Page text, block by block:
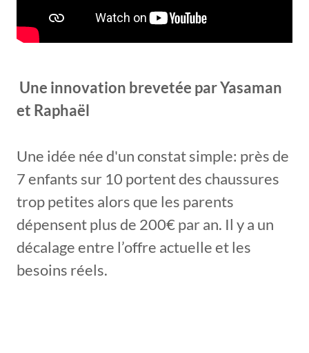
Une innovation brevetée par Yasaman
et Raphaël
Une idée née d'un constat simple: près de
7 enfants sur 10 portent des chaussures
trop petites alors que les parents
dépensent plus de 200€ par an. Il y a un
décalage entre l’offre actuelle et les
besoins réels.